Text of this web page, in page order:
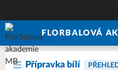
FLORBALOVÁ
Přípravka bílí